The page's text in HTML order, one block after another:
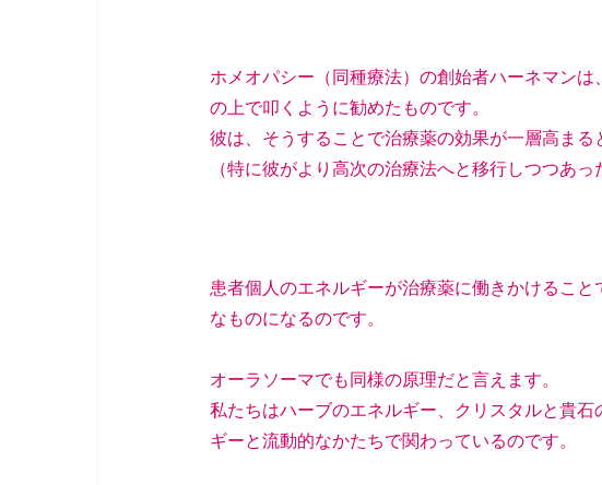
ホメオパシー（同種療法）の創始者ハーネマン
の上で叩くように勧めたものです。
彼は、そうすることで治療薬の効果が一層高まる
（特に彼がより高次の治療法へと移行しつつあっ
患者個人のエネルギーが治療薬に働きかけるこ
なものになるのです。
オーラソーマでも同様の原理だと言えます。
私たちはハーブのエネルギー、クリスタルと貴
ギーと流動的なかたちで関わっているので